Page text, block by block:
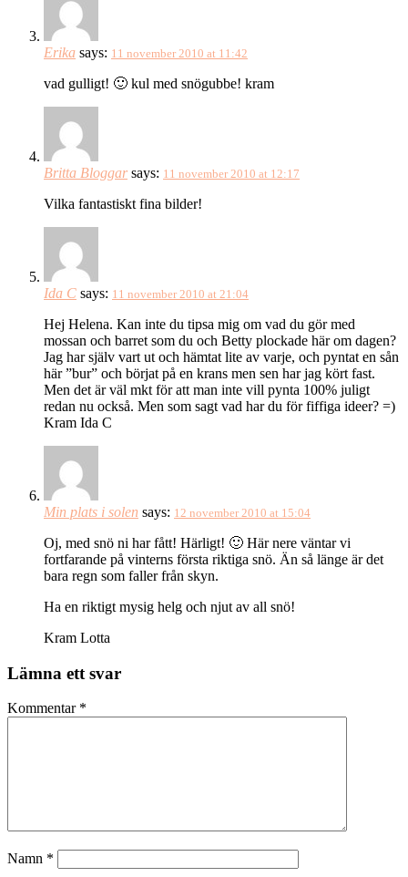
Erika says: 11 november 2010 at 11:42
vad gulligt! 🙂 kul med snögubbe! kram
Britta Bloggar says: 11 november 2010 at 12:17
Vilka fantastiskt fina bilder!
Ida C says: 11 november 2010 at 21:04
Hej Helena. Kan inte du tipsa mig om vad du gör med
mossan och barret som du och Betty plockade här om dagen?
Jag har själv vart ut och hämtat lite av varje, och pyntat en sån
här ”bur” och börjat på en krans men sen har jag kört fast.
Men det är väl mkt för att man inte vill pynta 100% juligt
redan nu också. Men som sagt vad har du för fiffiga ideer? =)
Kram Ida C
Min plats i solen says: 12 november 2010 at 15:04
Oj, med snö ni har fått! Härligt! 🙂 Här nere väntar vi
fortfarande på vinterns första riktiga snö. Än så länge är det
bara regn som faller från skyn.
Ha en riktigt mysig helg och njut av all snö!
Kram Lotta
Lämna ett svar
Kommentar *
Namn *